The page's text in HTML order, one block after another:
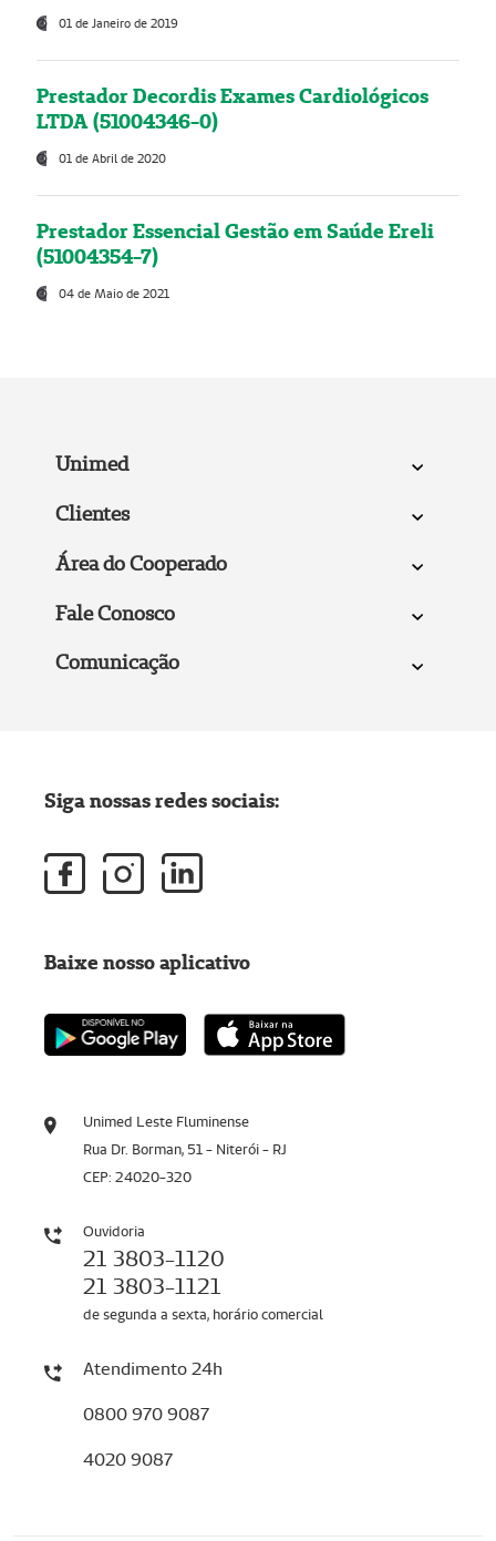
01 de Janeiro de 2019
Prestador Decordis Exames Cardiológicos
LTDA (51004346-0)
01 de Abril de 2020
Prestador Essencial Gestão em Saúde Ereli
(51004354-7)
04 de Maio de 2021
Unimed
Clientes
Área do Cooperado
Fale Conosco
Comunicação
Unimed Leste Fluminense
Rua Dr. Borman, 51 - Niterói - RJ
CEP: 24020-320
Ouvidoria
21 3803-1120
21 3803-1121
de segunda a sexta, horário comercial
Atendimento 24h
0800 970 9087
4020 9087
Siga nossas redes sociais:
Baixe nosso aplicativo